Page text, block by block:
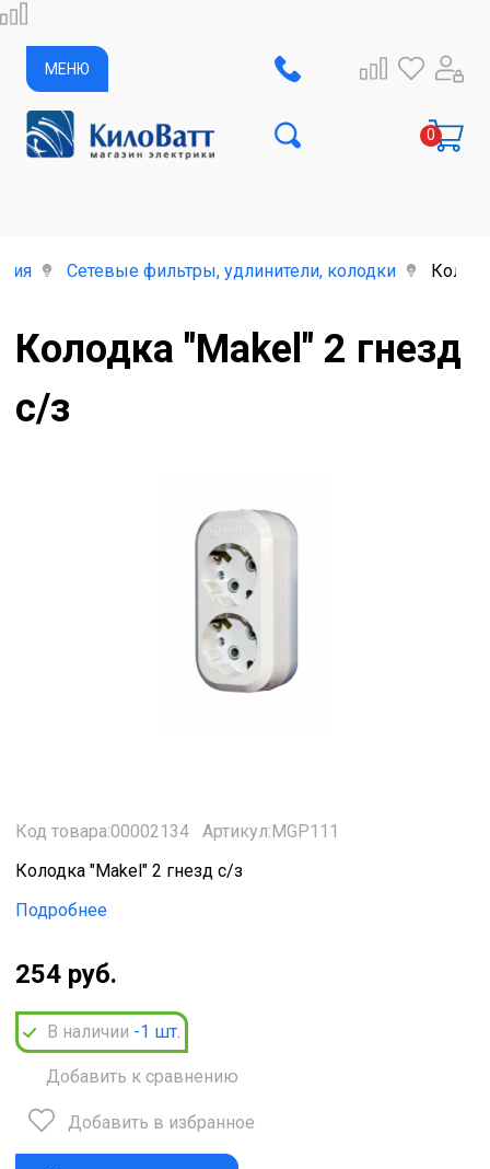
МЕНЮ
Сетевые фильтры, удлинители, колодки
Колодка "Makel" 2 гнезд
с/з
Код товара:00002134
Артикул:MGP111
Колодка "Makel" 2 гнезд с/з
Подробнее
254 руб.
В наличии -1 шт.
Добавить к сравнению
Добавить в избранное